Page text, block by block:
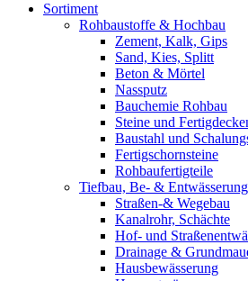
Sortiment
Rohbaustoffe & Hochbau
Zement, Kalk, Gips
Sand, Kies, Splitt
Beton & Mörtel
Nassputz
Bauchemie Rohbau
Steine und
Baustahl und
Fertigschornsteine
Rohbaufertigteile
Tiefbau, Be- & Entwässerung
Straßen-& Wegebau
Kanalrohr, Schächte
Hof- und
Drainage &
Hausbewässerung